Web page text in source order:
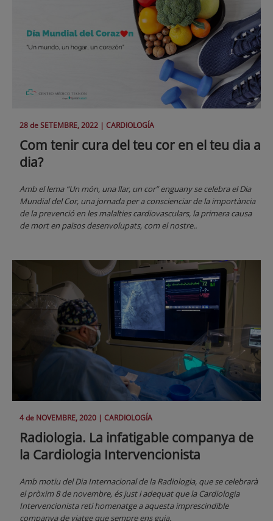
28 deSETEMBRE, 2022 | CARDIOLOGÍA
Com tenir cura del teu cor en el teu dia a
dia?
Amb el lema “Un món, una llar, un cor” enguany se celebra el Dia
Mundial del Cor, una jornada per a conscienciar de la importància
de la prevenció en les malalties cardiovasculars, la primera causa
de mort en països desenvolupats, com el nostre..
4 de NOVEMBRE, 2020 | CARDIOLOGÍA
Radiologia. La infatigable companya de
la Cardiologia Intervencionista
Amb motiu del Dia Internacional de la Radiologia, que se celebrarà
el pròxim 8 de novembre, és just i adequat que la Cardiologia
Intervencionista reti homenatge a aquesta imprescindible
companya de viatge que sempre ens guia.